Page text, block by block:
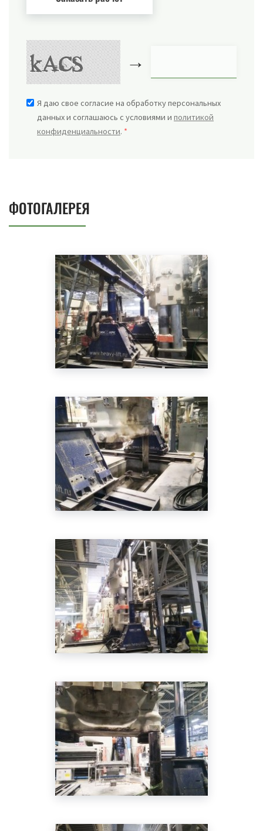
→
Я даю свое согласие на обработку персональных
данных и соглашаюсь с условиями и политикой
конфиденциальности. *
ФОТОГАЛЕРЕЯ